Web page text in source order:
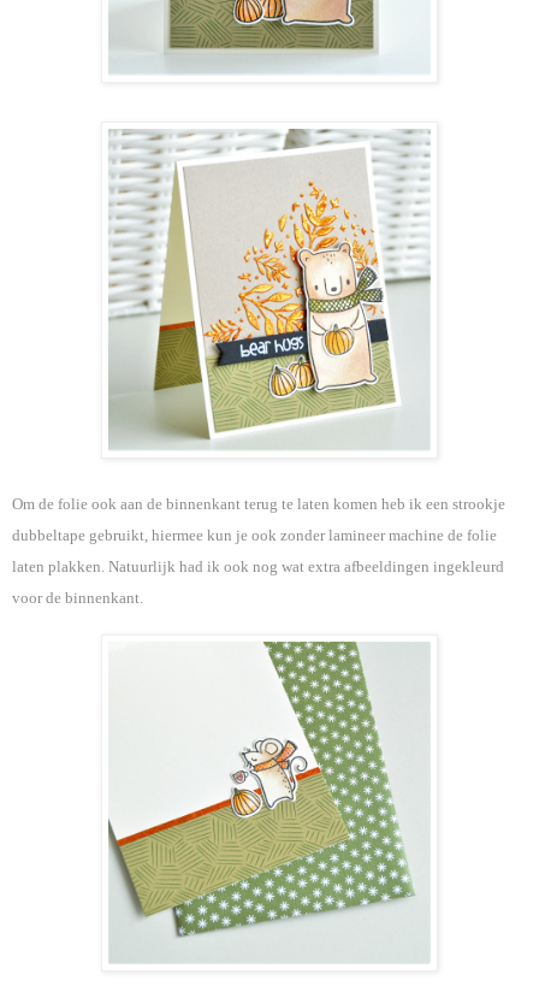
Om de folie ook aan de binnenkant terug te laten komen heb ik een strookje
dubbeltape gebruikt, hiermee kun je ook zonder lamineer machine de folie
laten plakken. Natuurlijk had ik ook nog wat extra afbeeldingen ingekleurd
voor de binnenkant.